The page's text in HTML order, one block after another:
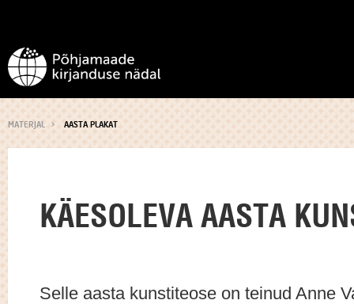
MATERJAL AASTA PLAKAT
KÄESOLEVA AASTA
Selle aasta kunstiteose on teinud Anne